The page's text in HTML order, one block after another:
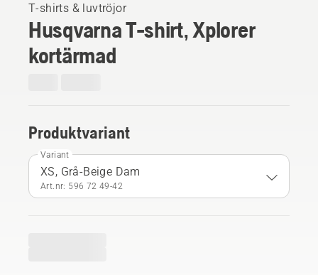
T-shirts & luvtröjor
Husqvarna T-shirt, Xplorer
kortärmad
Produktvariant
Variant
XS, Grå-Beige Dam
Art.nr: 596 72 49‑42